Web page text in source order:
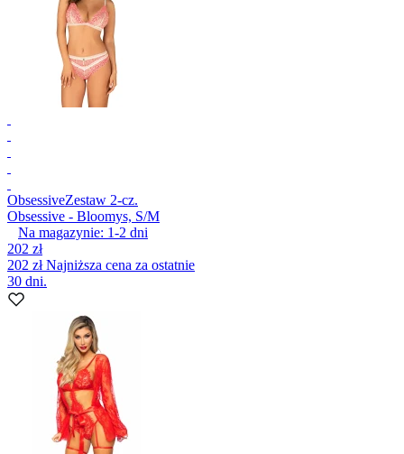
ObsessiveZestaw 2-cz.
Obsessive - Bloomys, S/M
Na magazynie: 1-2 dni
202 zł
202 złNajniższa cena za ostatnie
30 dni.